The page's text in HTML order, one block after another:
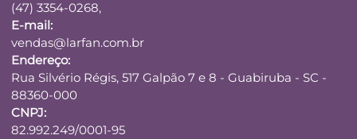
(47) 3354-0268,
E-mail:
vendas@larfan.com.br
Endereço:
Rua Silvério Régis, 517 Galpão 7 e 8 - Guabiruba - SC -
88360-000
CNPJ:
82.992.249/0001-95